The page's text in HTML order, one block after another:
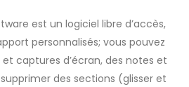
est un logiciel libre d’accès,
personnalisés; vous pouvez
captures d’écran, des notes et
des sections (glisser et